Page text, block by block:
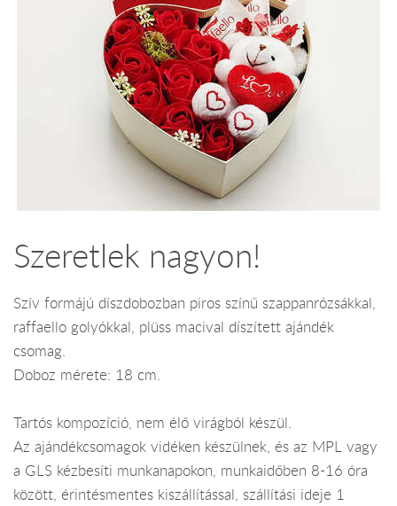
Szeretlek nagyon!
Szív formájú díszdobozban piros színű szappanrózsákkal,
raffaello golyókkal, plüss macival díszített ajándék
csomag.
Doboz mérete: 18 cm.
Tartós kompozíció, nem élő virágból készül.
Az ajándékcsomagok vidéken készülnek, és az MPL vagy
a GLS kézbesíti munkanapokon, munkaidőben 8-16 óra
között, érintésmentes kiszállítással, szállítási ideje 1